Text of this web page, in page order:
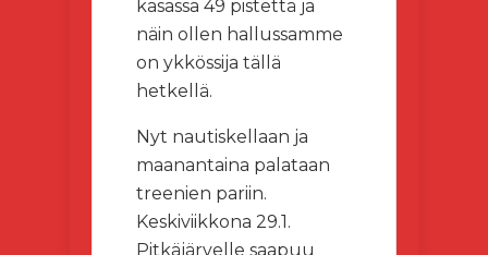
kasassa 49 pistettä ja
näin ollen hallussamme
on ykkössija tällä
hetkellä.
Nyt nautiskellaan ja
maanantaina palataan
treenien pariin.
Keskiviikkona 29.1.
Pitkäjärvelle saapuu